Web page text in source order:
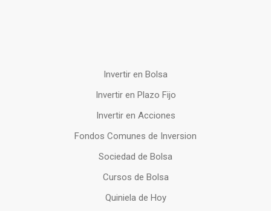
Invertir en Bolsa
Invertir en Plazo Fijo
Invertir en Acciones
Fondos Comunes de Inversion
Sociedad de Bolsa
Cursos de Bolsa
Quiniela de Hoy